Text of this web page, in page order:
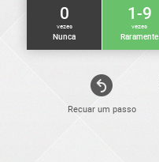
Recuar um passo
0
vezes
Nunca
1-9
vezes
Raramente